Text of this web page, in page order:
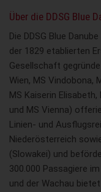
Über die DDSG Blue
Die DDSG Blue
der 1829 etablierten
Gesellschaft
Wien, MS Vindobona,
MS Kaiserin
und MS Vienna)
Linien- und
Niederösterreich
(Slowakei) und
300.000 Passagiere
und der Wachau